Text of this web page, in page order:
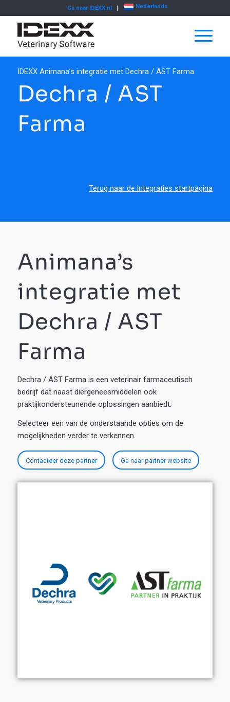
Ga naar IDEXX.nl Nederlands
IDEXX Animana’s integratie met Dechra / AST Farma
Dechra / AST
Farma
Terug naar de integraties startpagina
Animana’s
integratie met
Dechra / AST
Farma
Dechra / AST Farma is een veterinair farmaceutisch
bedrijf dat naast diergeneesmiddelen ook
praktijkondersteunende oplossingen aanbiedt.
Selecteer een van de onderstaande opties om de
mogelijkheden verder te verkennen.
Contacteer deze partner Ga naar partner website